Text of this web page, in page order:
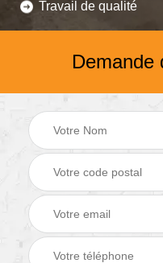
Travail de qualité
Demande